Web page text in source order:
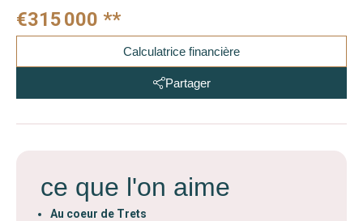
€315 000 **
Calculatrice financière
Partager
ce que l'on aime
Au coeur de Trets